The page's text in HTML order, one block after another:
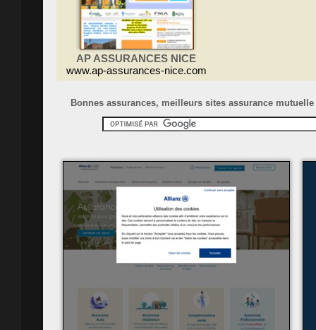
AP ASSURANCES NICE
www.ap-assurances-nice.com
Bonnes assurances, meilleurs sites assurance